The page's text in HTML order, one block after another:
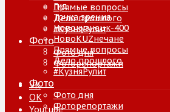
Прямые вопросы
Дело прошлого
#КузняРулит
Фото
Фото дня
Фоторепортажи
VK
ОК
Youtube
Гид
Точка зрения
Новокузнецк-400
НовоKUZнечане
Прямые вопросы
Дело прошлого
#КузняРулит
Фото
Фото дня
Фоторепортажи